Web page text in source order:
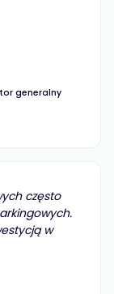
generalny
często
w
lokalizacji
kamperem
akcji".